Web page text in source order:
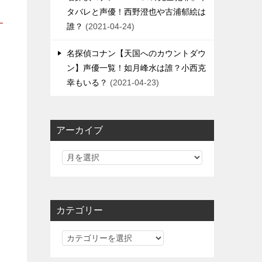
タバレと声優！西野澄也や古浦郁絵は
誰？
2021-04-24
名探偵コナン【天国へのカウントダウ
ン】声優一覧！如月峰水は誰？小西克
幸もいる？
2021-04-23
アーカイブ
カテゴリー
カ